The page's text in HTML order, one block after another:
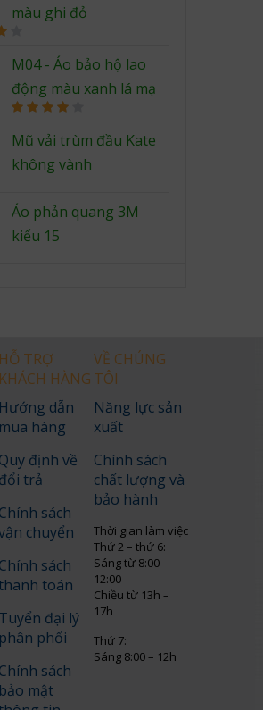
màu ghi đỏ
M04 - Áo bảo hộ lao
động màu xanh lá mạ
4.00 out
of 5
Mũ vải trùm đầu Kate
không vành
Áo phản quang 3M
kiểu 15
HỖ TRỢ
KHÁCH HÀNG
Hướng dẫn
mua hàng
Quy định về
đổi trả
Chính sách
chuyển
Chính sách
thanh toán
Tuyển đại lý
phân phối
Chính sách
bảo mật
VỀ CHÚNG
TÔI
Năng lực sản
xuất
Chính sách
chất lượng và
bảo hành
Thời gian làm việc
Thứ 2 – thứ 6:
Sáng từ 8:00 –
12:00
Chiều từ 13h –
17h
Thứ 7:
Sáng 8:00 – 12h